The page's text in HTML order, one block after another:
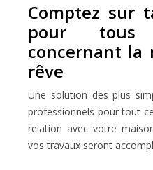
Comptez sur
pour tous
concernant la
rêve
Une solution des plus
professionnels pour tout
relation avec votre
vos travaux seront